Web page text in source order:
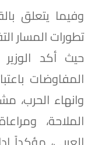
وفيما يتعلق
تطورات المسار
حيث أكد
المفاوضات
وانهاء الحرب،
الملاحة،